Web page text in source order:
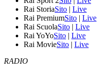
Rai StoriaSito | Live
Rai PremiumSito | Live
Rai ScuolaSito | Live
Rai YoYoSito | Live
Rai MovieSito | Live
RADIO